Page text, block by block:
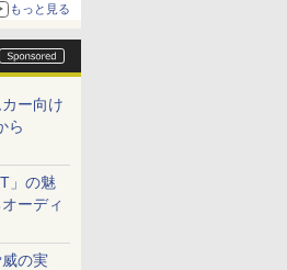
もっと見る
ー向け
ら
」の魅
ーディ
の実